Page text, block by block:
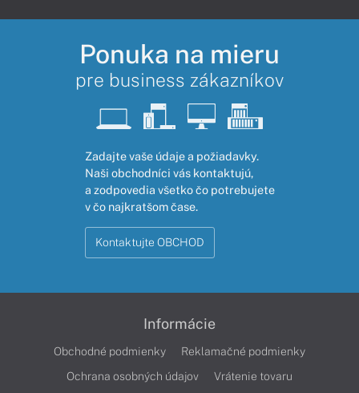
Ponuka na mieru
pre business zákazníkov
Zadajte vaše údaje a požiadavky.
Naši obchodníci vás kontaktujú,
a zodpovedia všetko čo potrebujete
v čo najkratšom čase.
Kontaktujte OBCHOD
Informácie
Obchodné podmienky
Reklamačné podmienky
Ochrana osobných údajov
Vrátenie tovaru